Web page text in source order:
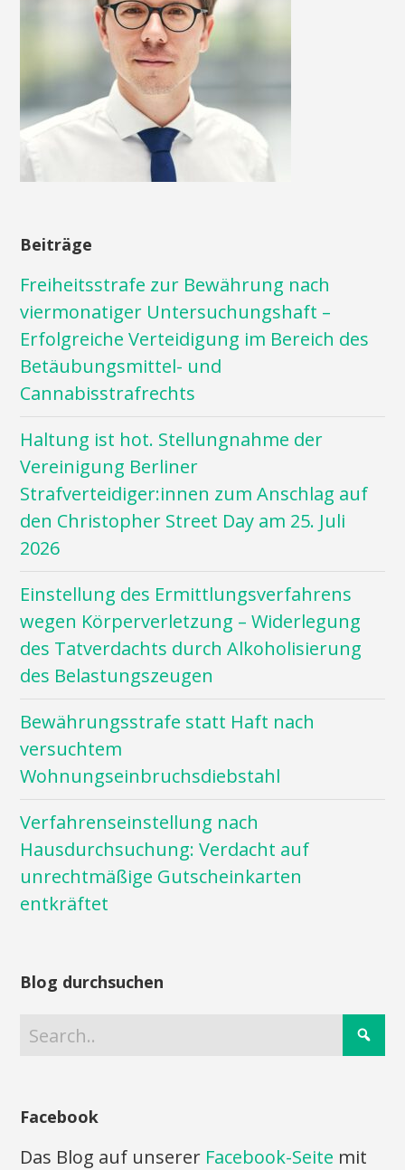
Beiträge
Freiheitsstrafe zur Bewährung nach
viermonatiger Untersuchungshaft –
Erfolgreiche Verteidigung im Bereich des
Betäubungsmittel- und
Cannabisstrafrechts
Haltung ist hot. Stellungnahme der
Vereinigung Berliner
Strafverteidiger:innen zum Anschlag auf
den Christopher Street Day am 25. Juli
2026
Einstellung des Ermittlungsverfahrens
wegen Körperverletzung – Widerlegung
des Tatverdachts durch Alkoholisierung
des Belastungszeugen
Bewährungsstrafe statt Haft nach
versuchtem
Wohnungseinbruchsdiebstahl
Verfahrenseinstellung nach
Hausdurchsuchung: Verdacht auf
unrechtmäßige Gutscheinkarten
entkräftet
Blog durchsuchen
Facebook
Das Blog auf unserer Facebook-Seite mit